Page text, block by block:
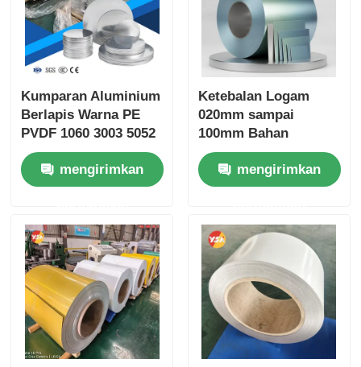
Kumparan Aluminium
Berlapis Warna PE
PVDF 1060 3003 5052
0.2-6.0mm Tahan
Cuaca UV untuk Atap
Talang Dekorasi
mengirimkan
Ketebalan Logam
020mm sampai
100mm Bahan
Lapisan Koil
Aluminium Lapisan
Berwarna Dirancang
dan awet
mengirimkan